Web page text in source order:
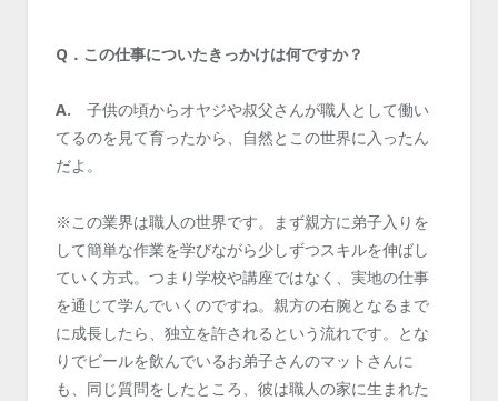
Q．この仕事についたきっかけは何ですか？
A. 子供の頃からオヤジや叔父さんが職人として働い
てるのを見て育ったから、自然とこの世界に入ったん
だよ。
※この業界は職人の世界です。まず親方に弟子入りを
して簡単な作業を学びながら少しずつスキルを伸ばし
ていく方式。つまり学校や講座ではなく、実地の仕事
を通じて学んでいくのですね。親方の右腕となるまで
に成長したら、独立を許されるという流れです。
とな
りでビールを飲んでいるお弟子さんのマットさんに
も、同じ質問をしたところ、彼は職人の家に生まれた